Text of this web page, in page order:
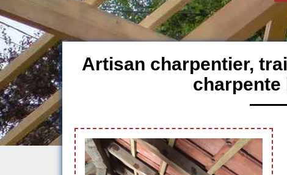
Artisan charpentier,
charpente